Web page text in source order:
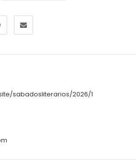
sabadosliterarios/2026/1